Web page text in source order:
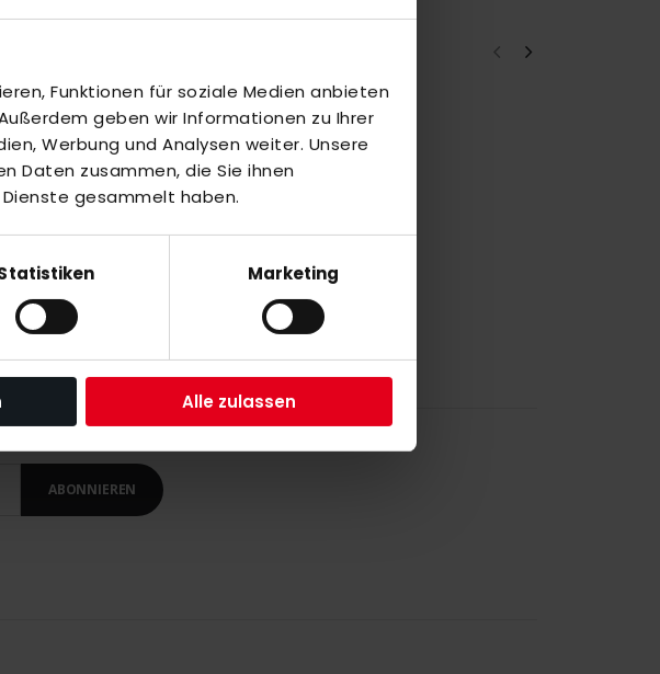
Funktionen für soziale Medien anbieten
geben wir Informationen zu Ihrer
Werbung und Analysen weiter. Unsere
Daten zusammen, die Sie ihnen
gesammelt haben.
Marketing
Alle zulassen
ABONNIEREN